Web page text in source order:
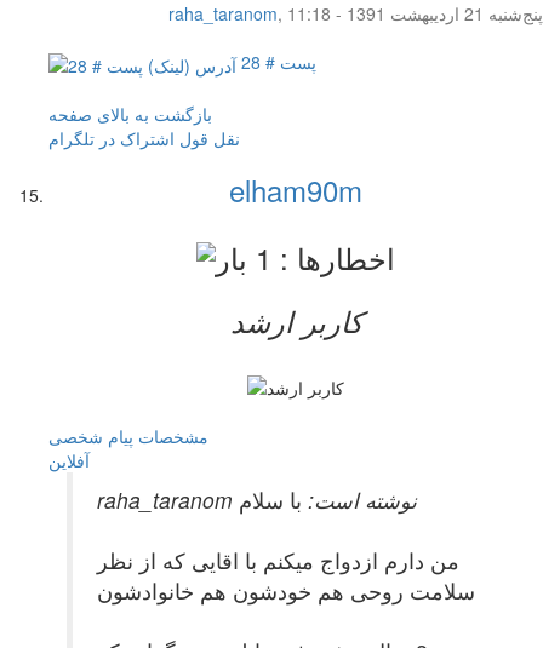
raha_taranom,
پنج‌شنبه 21 اردیبهشت 1391 - 11:18
پست # 28
بازگشت به بالای صفحه
نقل قول اشتراک در تلگرام
elham90m
کاربر ارشد
مشخصات پیام شخصی
آفلاين
raha_taranom نوشته است: با سلام
من دارم ازدواج میکنم با اقایی که از نظر
سلامت روحی هم خودشون هم خانوادشون